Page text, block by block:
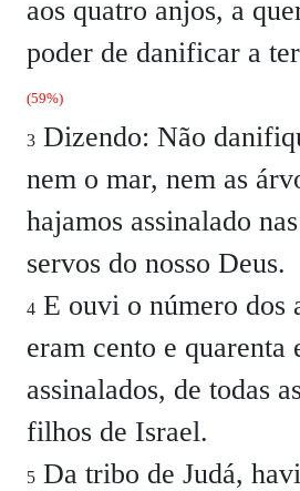
aos quatro anjos, a
poder de danificar a
(59%)
3 Dizendo: Não
nem o mar, nem as
hajamos assinalado
servos do nosso Deus.
4 E ouvi o número dos
eram cento e quarenta
assinalados, de todas
filhos de Israel.
5 Da tribo de Judá,